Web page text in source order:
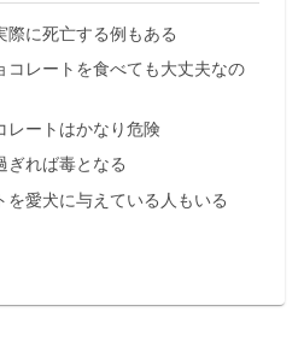
際に死亡する例もある
コレートを食べても大丈夫なの
レートはかなり危険
ぎれば毒となる
を愛犬に与えている人もいる